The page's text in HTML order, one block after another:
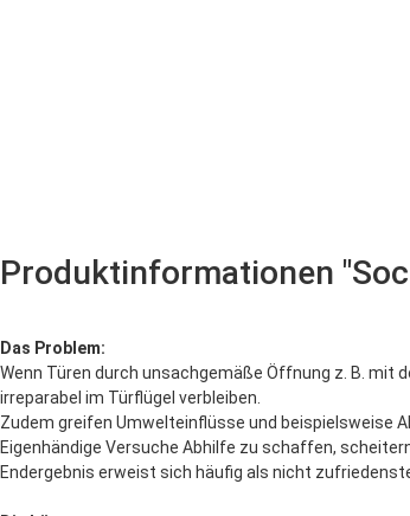
Produktinformationen
Das Problem:
Wenn Türen durch unsachgemäße Öffnung z. B. mit
irreparabel im Türflügel verbleiben.
Zudem greifen Umwelteinflüsse und beispielsweise
Eigenhändige Versuche Abhilfe zu schaffen,
Endergebnis erweist sich häufig als nicht